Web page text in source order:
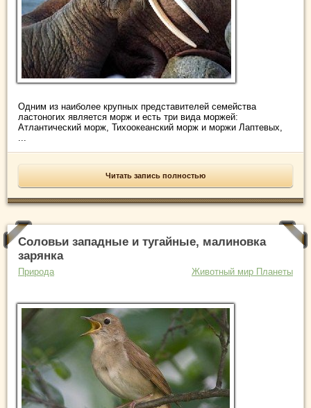
Одним из наиболее крупных представителей семейства
ластоногих является морж и есть три вида моржей:
Атлантический морж, Тихоокеанский морж и моржи Лаптевых,
...
Читать запись полностью
Соловьи западные и тугайные, малиновка
зарянка
Природа Животный мир Планеты